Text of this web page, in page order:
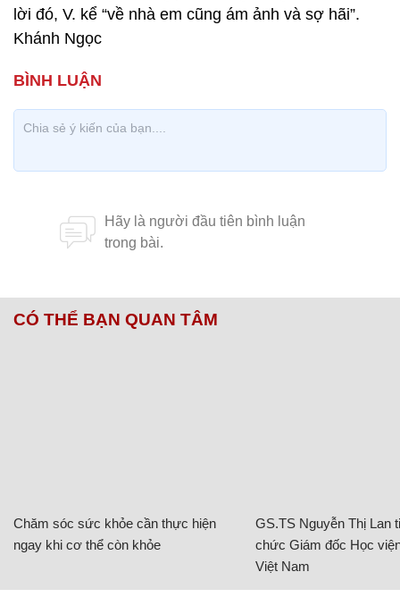
lời đó, V. kể “về nhà em cũng ám ảnh và sợ hãi”.
Khánh Ngọc
CÓ THỂ BẠN QUAN TÂM
Chăm sóc sức khỏe cần thực hiện
ngay khi cơ thể còn khỏe
GS.TS Nguyễn Thị Lan
chức Giám đốc Học
Việt Nam